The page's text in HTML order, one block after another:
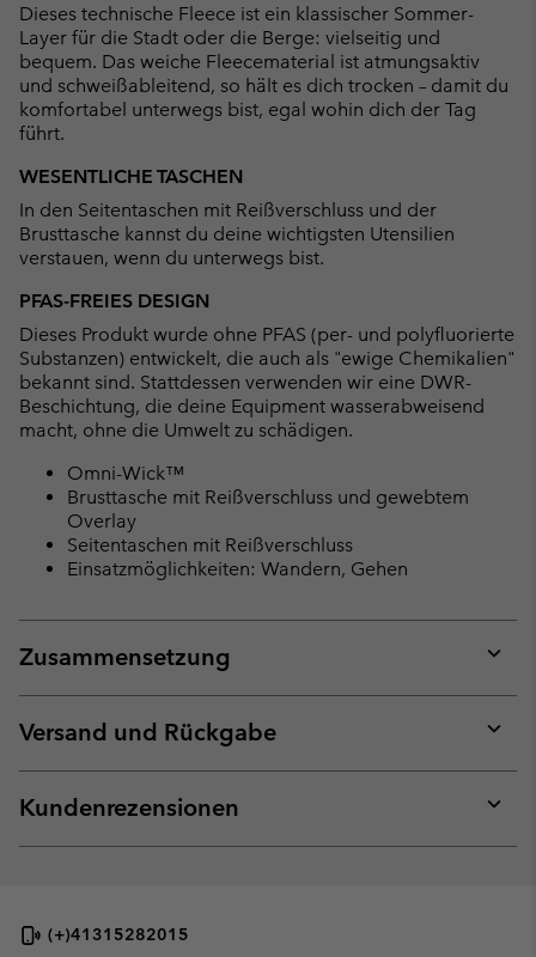
Dieses technische Fleece ist ein klassischer Sommer-
Layer für die Stadt oder die Berge: vielseitig und
bequem. Das weiche Fleecematerial ist atmungsaktiv
und schweißableitend, so hält es dich trocken – damit du
komfortabel unterwegs bist, egal wohin dich der Tag
führt.
WESENTLICHE TASCHEN
In den Seitentaschen mit Reißverschluss und der
Brusttasche kannst du deine wichtigsten Utensilien
verstauen, wenn du unterwegs bist.
PFAS-FREIES DESIGN
Dieses Produkt wurde ohne PFAS (per- und polyfluorierte
Substanzen) entwickelt, die auch als "ewige Chemikalien"
bekannt sind. Stattdessen verwenden wir eine DWR-
Beschichtung, die deine Equipment wasserabweisend
macht, ohne die Umwelt zu schädigen.
Omni-Wick™
Brusttasche mit Reißverschluss und gewebtem
Overlay
Seitentaschen mit Reißverschluss
Einsatzmöglichkeiten: Wandern, Gehen
Zusammensetzung
or
Versand und Rückgabe
or
Kundenrezensionen
or
(+)41315282015